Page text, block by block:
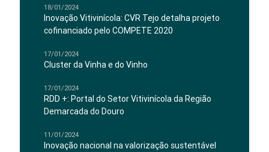
18/01/2024
Inovação Vitivinícola: CVR Tejo detalha projeto
cofinanciado pelo COMPETE 2020
17/01/2024
Cluster da Vinha e do Vinho
17/01/2024
RDD +: Portal do Setor Vitivinícola da Região
Demarcada do Douro
11/01/2024
Inovação nacional na valorização sustentável